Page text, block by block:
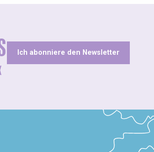
Ich abonniere den Newsletter